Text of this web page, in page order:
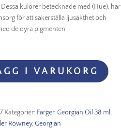
kulörer betecknade med (Hue), har
för att säkerställa ljusäkthet och
de dyra pigmenten.
I VARUKORG
Kategorier: Färger,Georgian Oil 38 ml ,
Rowney,Georgian